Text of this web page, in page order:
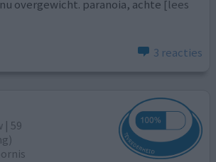
overgewicht. paranoia, achte [lees
3 reacties
| 59